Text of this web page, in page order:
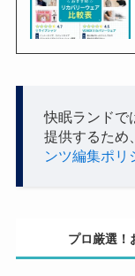
快眠ランドで
提供するため
ンツ編集ポリ
プロ厳選！